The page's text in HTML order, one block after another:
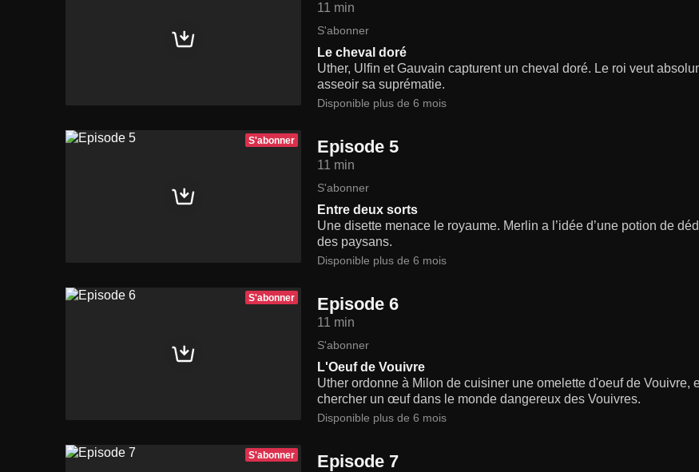
11 min
S'abonner
Le cheval doré
Uther, Ulfin et Gauvain capturent un cheval doré. Le roi veut
asseoir sa suprématie.
Disponible plus de 6 mois
S'abonner Episode 5
11 min
S'abonner
Entre deux sorts
Une disette menace le royaume. Merlin a l’idée d’une potion de
des paysans.
Disponible plus de 6 mois
S'abonner Episode 6
11 min
S'abonner
L'Oeuf de Vouivre
Uther ordonne à Milon de cuisiner une omelette d'oeuf de Vouivre,
chercher un œuf dans le monde dangereux des Vouivres.
Disponible plus de 6 mois
S'abonner Episode 7